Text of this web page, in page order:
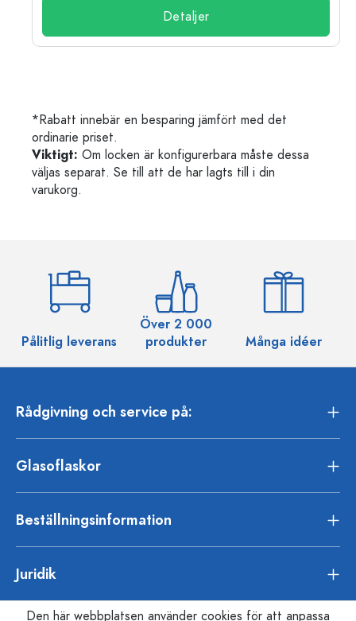
Detaljer
*Rabatt innebär en besparing jämfört med det
ordinarie priset.
Viktigt: Om locken är konfigurerbara måste dessa
väljas separat. Se till att de har lagts till i din
varukorg.
Pålitlig leverans
Över 2 000
produkter
Många idéer
Rådgivning och service på:
Glasoflaskor
Beställningsinformation
Juridik
Den här webbplatsen använder cookies för att anpassa